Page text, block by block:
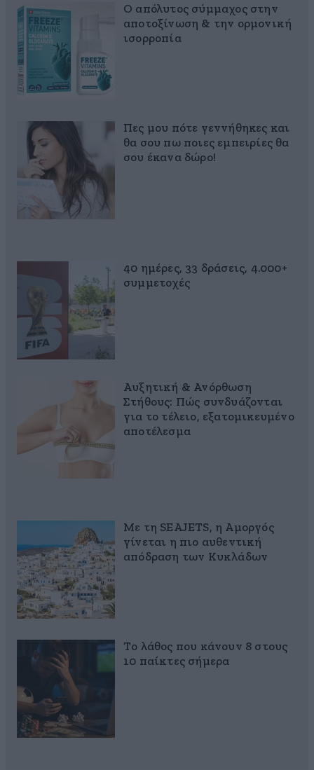
Ο απόλυτος σύμμαχος στην
αποτοξίνωση & την ορμονική
ισορροπία
Πες μου πότε γεννήθηκες και
θα σου πω ποιες εμπειρίες θα
σου έκανα δώρο!
40 ημέρες, 33 δράσεις, 4.000+
συμμετοχές
Αυξητική & Ανόρθωση
Στήθους: Πώς συνδυάζονται
για το τέλειο, εξατομικευμένο
αποτέλεσμα
Με τη SEAJETS, η Αμοργός
γίνεται η πιο αυθεντική
απόδραση των Κυκλάδων
Το λάθος που κάνουν 8 στους
10 παίκτες σήμερα